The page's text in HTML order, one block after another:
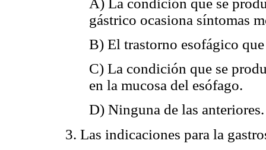
gástrico ocasiona síntomas
B) El trastorno esofágico
C) La condición que se
en la mucosa del esófago.
D) Ninguna de las anteriores.
3. Las indicaciones para la